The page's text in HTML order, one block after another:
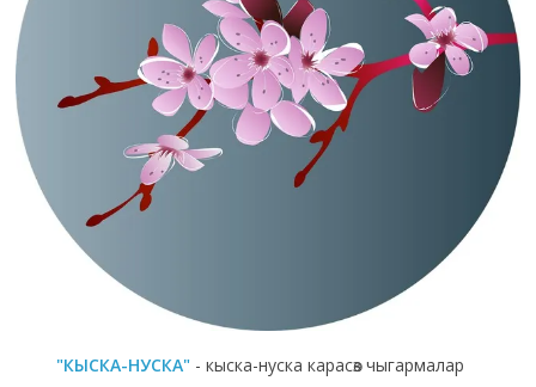
"КЫСКА-НУСКА" - кыска-нуска карасөз чыгармалар